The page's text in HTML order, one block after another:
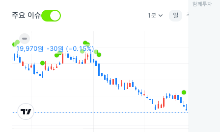
주요 이슈 1분keyboard_arrow_down 일 주
함께투자